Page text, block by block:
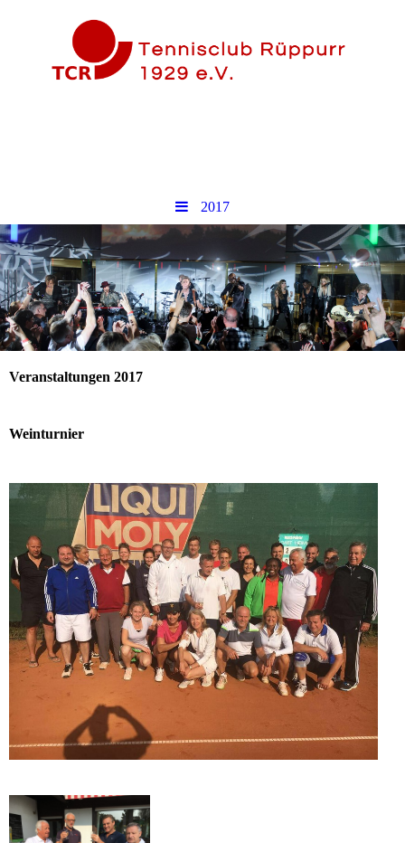
2017
Veranstaltungen 2017
Weinturnier